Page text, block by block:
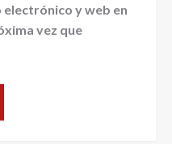
y web en
vez que